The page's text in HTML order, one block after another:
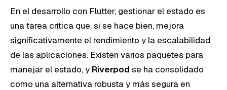
En el desarrollo con Flutter, gestionar el estado es
una tarea crítica que, si se hace bien, mejora
significativamente el rendimiento y la escalabilidad
de las aplicaciones. Existen varios paquetes para
manejar el estado, y Riverpod se ha consolidado
como una alternativa robusta y más segura en